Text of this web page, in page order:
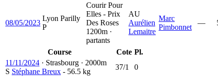
08/05/2023
Lyon Parilly
P
Courir Pour
Elles - Prix
Des Roses
1200m ·
partants
AU
Aurélien
Lemaitre
Marc
Pimbonnet
—
Course Cote Pl.
11/11/2024 · Strasbourg · 2000m
S Stéphane Breux - 56.5 kg
37/1
0